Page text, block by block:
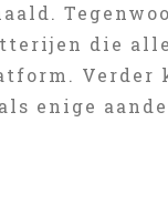
die
Verder
enige